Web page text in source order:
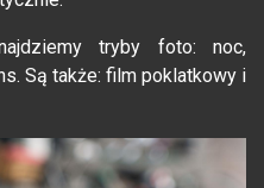
tryby foto: noc,
Są także: film poklatkowy i